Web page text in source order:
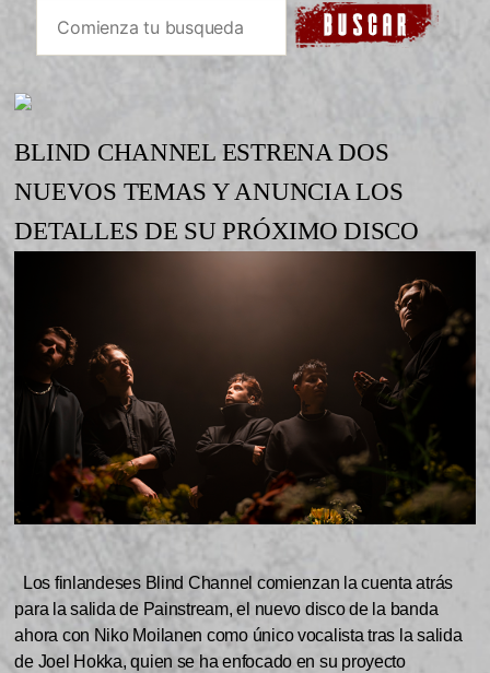
BLIND CHANNEL ESTRENA DOS
NUEVOS TEMAS Y ANUNCIA LOS
DETALLES DE SU PRÓXIMO DISCO
Los finlandeses Blind Channel comienzan la cuenta atrás
para la salida de Painstream, el nuevo disco de la banda
ahora con Niko Moilanen como único vocalista tras la salida
de Joel Hokka, quien se ha enfocado en su proyecto